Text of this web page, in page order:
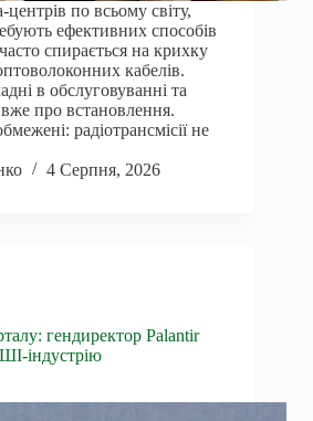
по всьому світу,
ефективних способів
спирається на крихку
кабелів.
в обслуговуванні та
про встановлення.
радіотрансмісії не
4 Серпня, 2026
гендиректор Palantir
індустрію